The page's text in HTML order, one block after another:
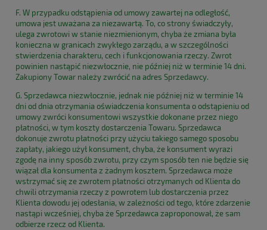
F. W przypadku odstąpienia od umowy zawartej na odległość,
umowa jest uważana za niezawartą. To, co strony świadczyły,
ulega zwrotowi w stanie niezmienionym, chyba że zmiana była
konieczna w granicach zwykłego zarządu, a w szczególności
stwierdzenia charakteru, cech i funkcjonowania rzeczy. Zwrot
powinien nastąpić niezwłocznie, nie później niż w terminie 14 dni.
Zakupiony Towar należy zwrócić na adres Sprzedawcy.
G. Sprzedawca niezwłocznie, jednak nie później niż w terminie 14
dni od dnia otrzymania oświadczenia konsumenta o odstąpieniu od
umowy zwróci konsumentowi wszystkie dokonane przez niego
płatności, w tym koszty dostarczenia Towaru. Sprzedawca
dokonuje zwrotu płatności przy użyciu takiego samego sposobu
zapłaty, jakiego użył konsument, chyba, że konsument wyrazi
zgodę na inny sposób zwrotu, przy czym sposób ten nie będzie się
wiązał dla konsumenta z żadnym kosztem. Sprzedawca może
wstrzymać się ze zwrotem płatności otrzymanych od Klienta do
chwili otrzymania rzeczy z powrotem lub dostarczenia przez
Klienta dowodu jej odesłania, w zależności od tego, które zdarzenie
nastąpi wcześniej, chyba że Sprzedawca zaproponował, że sam
odbierze rzecz od Klienta.